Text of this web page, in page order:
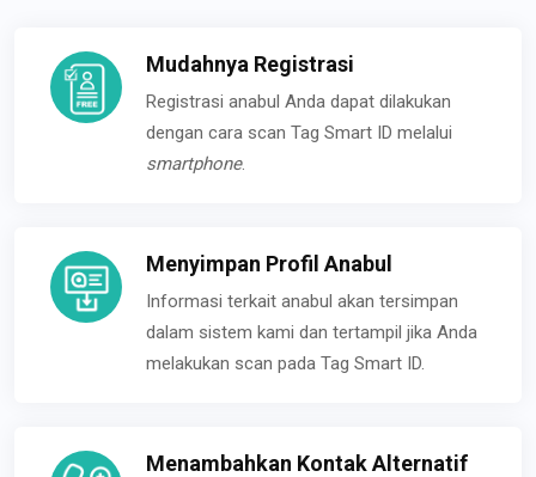
Mudahnya Registrasi
Registrasi anabul Anda dapat dilakukan
dengan cara scan Tag Smart ID melalui
smartphone.
Menyimpan Profil Anabul
Informasi terkait anabul akan tersimpan
dalam sistem kami dan tertampil jika Anda
melakukan scan pada Tag Smart ID.
Menambahkan Kontak Alternatif